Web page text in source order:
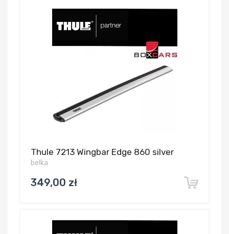
Thule 7213 Wingbar Edge 860 silver
belka
349,00 zł